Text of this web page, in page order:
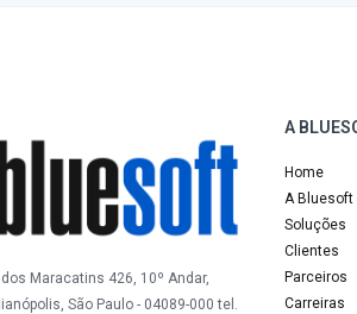
dos Maracatins 426, 10º Andar,
São Paulo - 04089-000 tel.
A
Home
A Bluesoft
Soluções
Clientes
Parceiros
Carreiras